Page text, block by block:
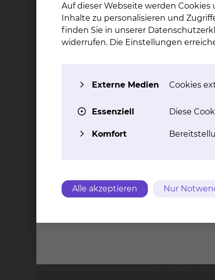
Psychoonkologin (DKG)
Psychologische Psychotherapeutin
Diplom-Psychologin
08:30 - 13:30 Uhr
Dienstag
Donnerstag
08:30 - 13:30 Uhr
Kontakt
Auf dieser Webseite werden
Inhalte zu personalisieren und
finden Sie in unserer
widerrufen. Die Einstellungen
Externe Medien Cookies
Essenziell Diese
Komfort
Alle akzeptieren Nur